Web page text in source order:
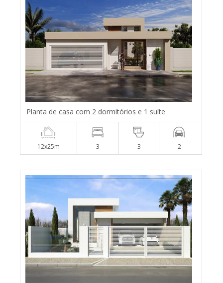
Planta de casa com 2 dormitórios e 1 suíte
12x25m 3 3 2